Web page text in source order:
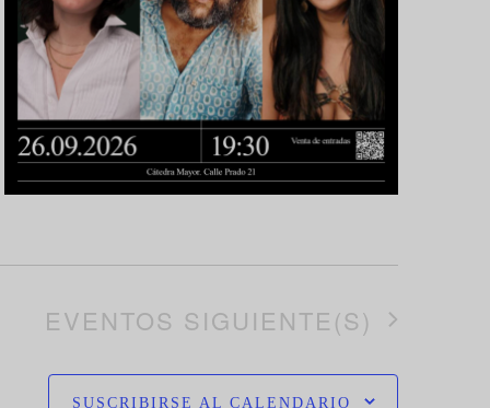
EVENTOS SIGUIENTE(S)
SUSCRIBIRSE AL CALENDARIO